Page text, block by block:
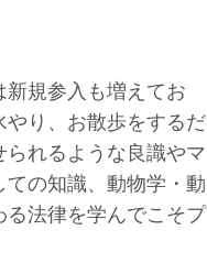
規参入も増えてお
やり、お散歩をするだ
れるような良識やマ
の知識、動物学・動
法律を学んでこそプ